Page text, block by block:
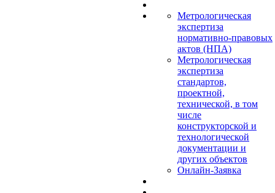
Метрологическая
экспертиза
нормативно-правовых
актов (НПА)
Метрологическая
экспертиза
стандартов,
проектной,
технической, в том
числе
конструкторской и
технологической
документации и
других объектов
Онлайн-Заявка